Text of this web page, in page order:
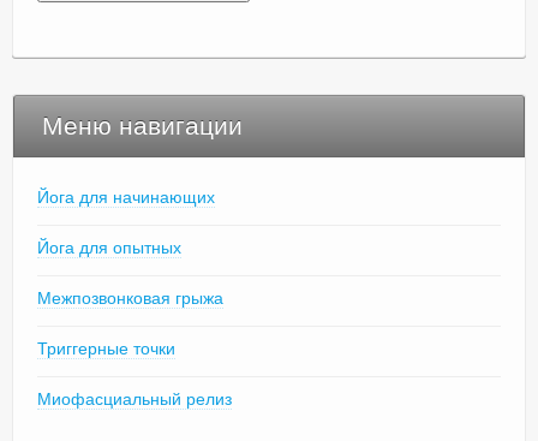
Меню навигации
Йога для начинающих
Йога для опытных
Межпозвонковая грыжа
Триггерные точки
Миофасциальный релиз